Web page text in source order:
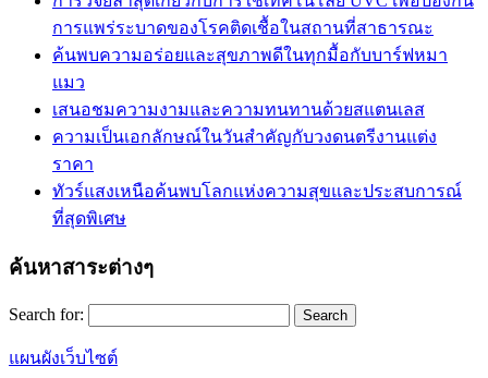
การแพร่ระบาดของโรคติดเชื้อในสถานที่สาธารณะ
ค้นพบความอร่อยและสุขภาพดีในทุกมื้อกับบาร์ฟหมา
แมว
เสนอชมความงามและความทนทานด้วยสแตนเลส
ความเป็นเอกลักษณ์ในวันสำคัญกับวงดนตรีงานแต่ง
ราคา
ทัวร์แสงเหนือค้นพบโลกแห่งความสุขและประสบการณ์
ที่สุดพิเศษ
ค้นหาสาระต่างๆ
Search for:
แผนผังเว็บไซต์